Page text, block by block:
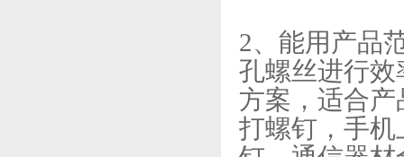
2、能用产品
孔螺丝进行
方案，适合
打螺钉，手